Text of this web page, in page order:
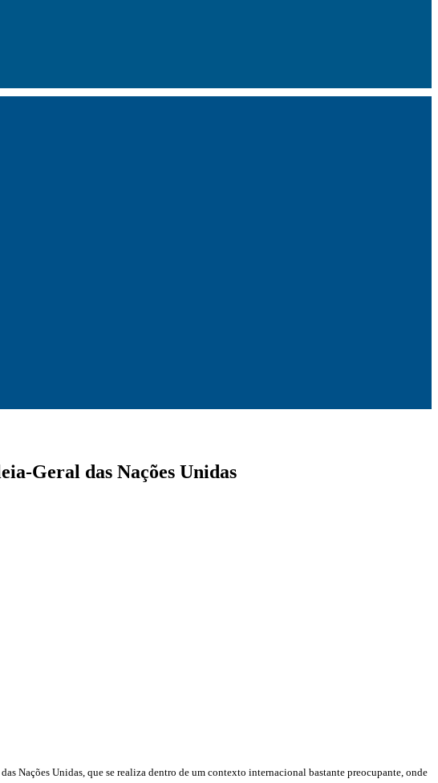
Geral das Nações Unidas
Nações Unidas, que se realiza dentro de um contexto internacional bastante preocupante, onde